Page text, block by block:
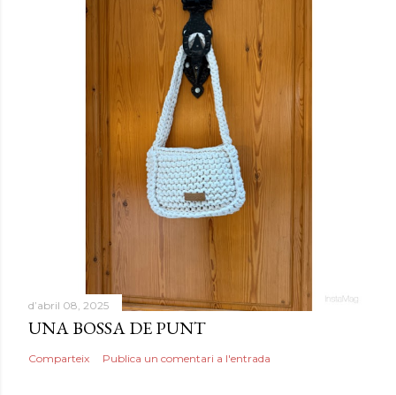
d’abril 08, 2025
UNA BOSSA DE PUNT
Comparteix Publica un comentari a l'entrada